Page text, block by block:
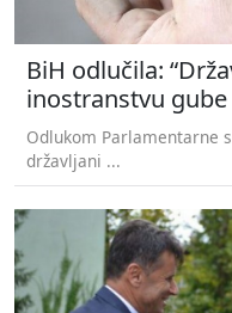
BiH odlučila:
inostranstvu gube
Odlukom Parlamentarne
državljani ...